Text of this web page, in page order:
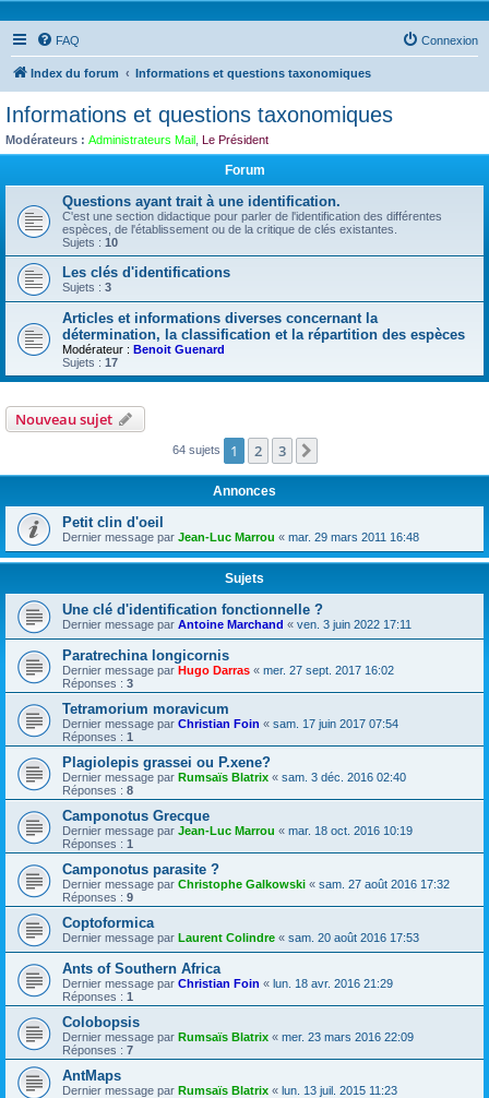
FAQ Connexion
Index du forum Informations et questions taxonomiques
Informations et questions taxonomiques
Modérateurs : Administrateurs Mail Le Président
Forum
Questions ayant trait à une identification.
C'est une section didactique pour parler de l'identification des différentes
espèces, de l'établissement ou de la critique de clés existantes.
Sujets : 10
Les clés d'identifications
Sujets : 3
Articles et informations diverses concernant la
détermination, la classification et la répartition des espèces
Modérateur : Benoit Guenard
Sujets : 17
Nouveau sujet
64 sujets 1 2 3
Annonces
Petit clin d'oeil
Dernier message par Jean-Luc Marrou « mar. 29 mars 2011 16:48
Sujets
Une clé d'identification fonctionnelle ?
Dernier message par Antoine Marchand « ven. 3 juin 2022 17:11
Paratrechina longicornis
Dernier message par Hugo Darras « mer. 27 sept. 2017 16:02
Réponses : 3
Tetramorium moravicum
Dernier message par Christian Foin « sam. 17 juin 2017 07:54
Réponses : 1
Plagiolepis grassei ou P.xene?
Dernier message par Rumsaïs Blatrix « sam. 3 déc. 2016 02:40
Réponses : 8
Camponotus Grecque
Dernier message par Jean-Luc Marrou « mar. 18 oct. 2016 10:19
Réponses : 1
Camponotus parasite ?
Dernier message par Christophe Galkowski « sam. 27 août 2016 17:32
Réponses : 9
Coptoformica
Dernier message par Laurent Colindre « sam. 20 août 2016 17:53
Ants of Southern Africa
Dernier message par Christian Foin « lun. 18 avr. 2016 21:29
Réponses : 1
Colobopsis
Dernier message par Rumsaïs Blatrix « mer. 23 mars 2016 22:09
Réponses : 7
AntMaps
Dernier message par Rumsaïs Blatrix « lun. 13 juil. 2015 11:23